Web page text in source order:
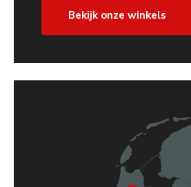
Bekijk onze winkels